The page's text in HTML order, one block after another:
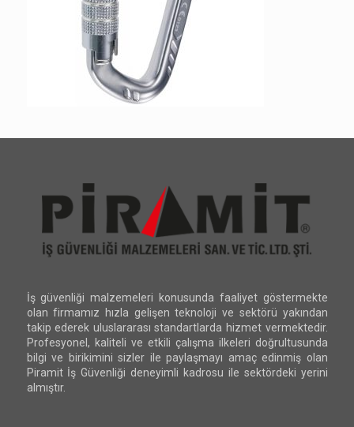
İş güvenliği malzemeleri konusunda faaliyet göstermekte
olan firmamız hızla gelişen teknoloji ve sektörü yakından
takip ederek uluslararası standartlarda hizmet vermektedir.
Profesyonel, kaliteli ve etkili çalışma ilkeleri doğrultusunda
bilgi ve birikimini sizler ile paylaşmayı amaç edinmiş olan
Piramit İş Güvenliği deneyimli kadrosu ile sektördeki yerini
almıştır.